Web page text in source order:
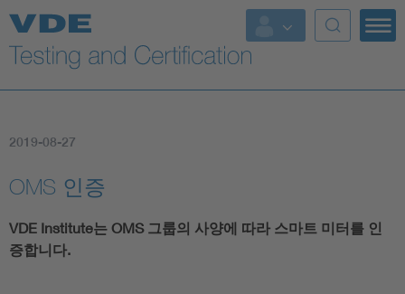
Key Topics
2019-08-27
OMS 인증
VDE Institute는 OMS 그룹의 사양에 따라 스마트 미터를 인
증합니다.